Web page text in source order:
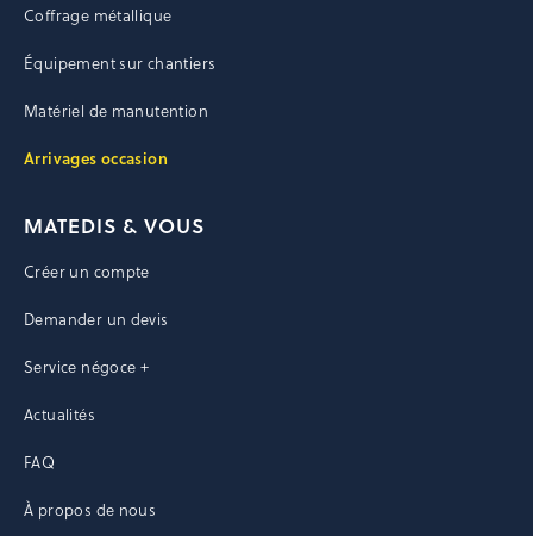
Coffrage métallique
Équipement sur chantiers
Matériel de manutention
Arrivages occasion
MATEDIS & VOUS
Créer un compte
Demander un devis
Service négoce +
Actualités
FAQ
À propos de nous